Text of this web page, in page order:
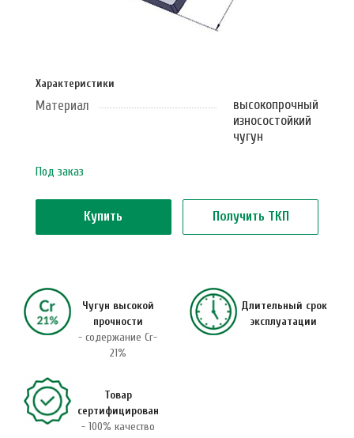
Характеристики
Материал
высокопрочный
износостойкий
чугун
Под заказ
Купить Получить ТКП
Чугун высокой
прочности
- содержание Cr-
21%
Длительный срок
эксплуатации
Товар
сертифицирован
- 100% качество